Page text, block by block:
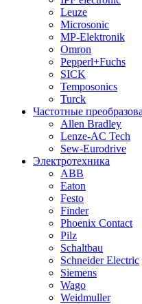
Leuze
Microsonic
MP-Elektronik
Omron
Pepperl+Fuchs
SICK
Temposonics
Turck
Частотные
Allen Bradley
Lenze-AC Tech
Sew-Eurodrive
Электротехника
ABB
Eaton
Festo
Finder
Phoenix Contact
Pilz
Schaltbau
Schneider Electric
Siemens
Wago
Weidmuller